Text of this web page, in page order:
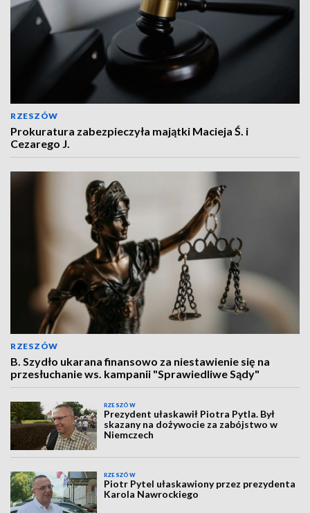
RZESZÓW
Prokuratura zabezpieczyła majątki Macieja Ś. i
Cezarego J.
RZESZÓW
B. Szydło ukarana finansowo za niestawienie się na
przesłuchanie ws. kampanii "Sprawiedliwe Sądy"
RZESZÓW
Prezydent ułaskawił Piotra Pytla. Był
skazany na dożywocie za zabójstwo w
Niemczech
RZESZÓW
Piotr Pytel ułaskawiony przez prezydenta
Karola Nawrockiego